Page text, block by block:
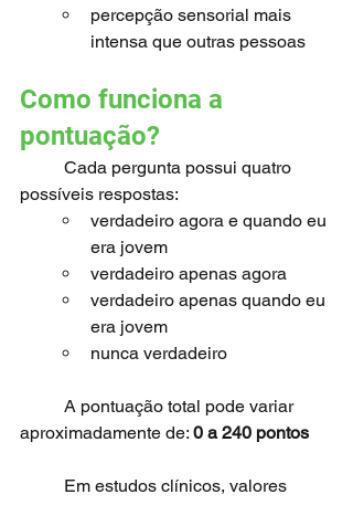
percepção sensorial mais
intensa que outras pessoas
Como funciona a
pontuação?
possíveis respostas:
verdadeiro agora e quando eu
era jovem
verdadeiro apenas agora
verdadeiro apenas quando eu
era jovem
nunca verdadeiro
aproximadamente de: 0 a 240 pontos
	Em estudos clínicos, valores